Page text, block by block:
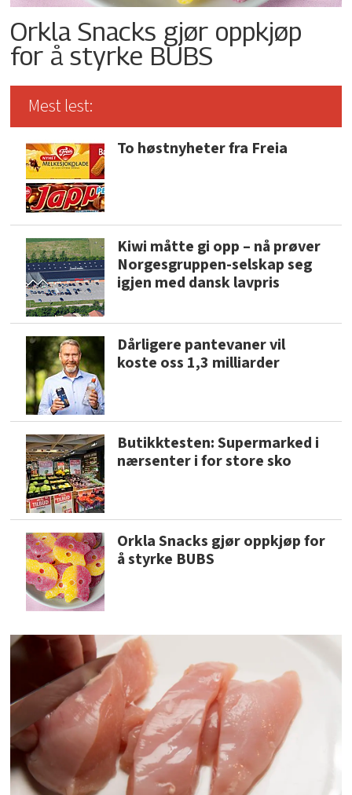
Orkla Snacks gjør oppkjøp
for å styrke BUBS
Mest lest:
To høstnyheter fra Freia
Kiwi måtte gi opp – nå prøver
Norgesgruppen-selskap seg
igjen med dansk lavpris
Dårligere pantevaner vil
koste oss 1,3 milliarder
Butikktesten: Supermarked i
nærsenter i for store sko
Orkla Snacks gjør oppkjøp for
å styrke BUBS